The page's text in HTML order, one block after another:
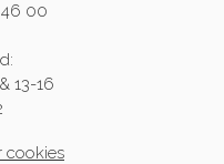
00
13-16
cookies